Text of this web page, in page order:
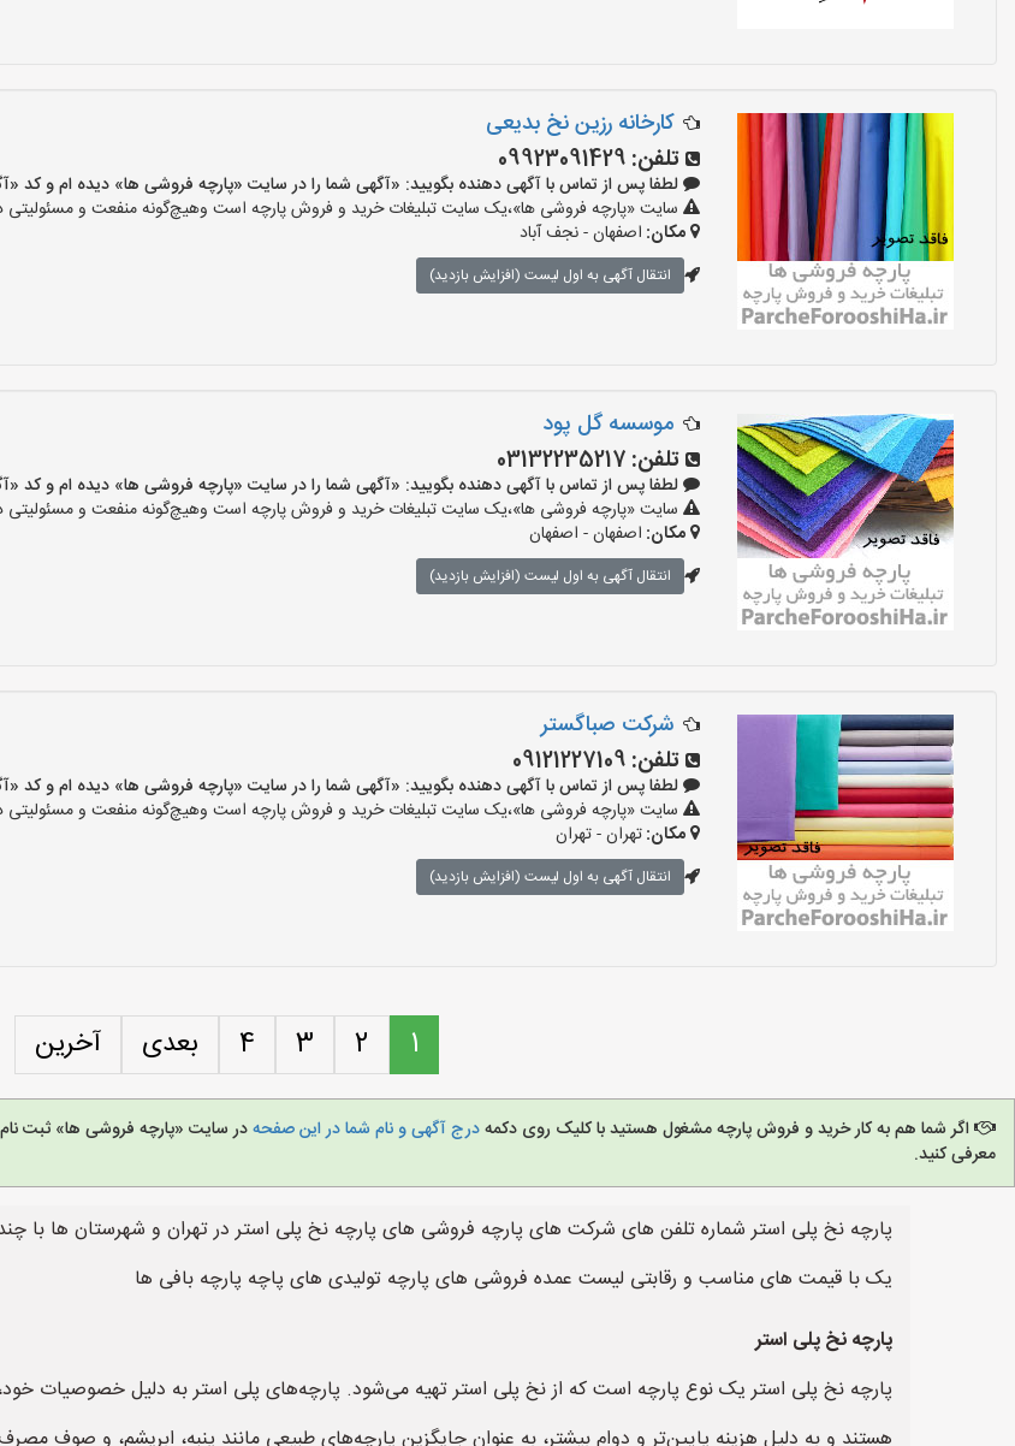
کارخانه رزین نخ بدیعی
تلفن: 09923091429
لطفا پس از تماس با آگهی دهنده بگویید: «آگهی شما را در سایت «پارچه فروشی ها» دیده ام و کد «آگهی-18» را اعلام
سایت «پارچه فروشی ها»،یک سایت تبلیغات خرید و فروش پارچه است وهیچ‌گونه منفعت و مسئولیتی
مکان: اصفهان - نجف‌ آباد
انتقال آگهی به اول لیست (افزایش بازدید)
موسسه گل پود
تلفن: 03132235217
لطفا پس از تماس با آگهی دهنده بگویید: «آگهی شما را در سایت «پارچه فروشی ها» دیده ام و کد «آگهی-17» را اعلام
سایت «پارچه فروشی ها»،یک سایت تبلیغات خرید و فروش پارچه است وهیچ‌گونه منفعت و مسئولیتی
مکان: اصفهان - اصفهان
انتقال آگهی به اول لیست (افزایش بازدید)
شرکت صباگستر
تلفن: 09121227109
لطفا پس از تماس با آگهی دهنده بگویید: «آگهی شما را در سایت «پارچه فروشی ها» دیده ام و کد «آگهی-16» را اعلام
سایت «پارچه فروشی ها»،یک سایت تبلیغات خرید و فروش پارچه است وهیچ‌گونه منفعت و مسئولیتی
مکان:تهران - تهران
انتقال آگهی به اول لیست (افزایش بازدید)
1
2
3
4 بعدی آخرین
اگر شما هم به کار خرید و فروش پارچه مشغول هستید با کلیک روی دکمهدرج آگهی و نام شما در این صفحهدر سایت «پارچه فروشی ها» ثبت
معرفی کنید.
پارچه نخ پلی استر شماره تلفن های شرکت های پارچه فروشی های پارچه نخ پلی استر در تهران و شهرستان ها با
یک با قیمت های مناسب و رقابتی لیست عمده فروشی های پارچه تولیدی های پاچه پارچه بافی ها
پارچه نخ پلی استر
پارچه نخ پلی استر یک نوع پارچه است که از نخ پلی استر تهیه می‌شود. پارچه‌های پلی استر به دلیل خصوصیات
هستند و به دلیل هزینه پایین‌تر و دوام بیشتر، به عنوان جایگزین پارچه‌های طبیعی مانند پنبه، ابریشم، و صوف